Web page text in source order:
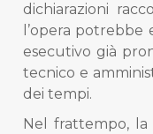
dichiarazioni
l’opera
esecutivo già
tecnico e
dei tempi.
Nel frattempo, la